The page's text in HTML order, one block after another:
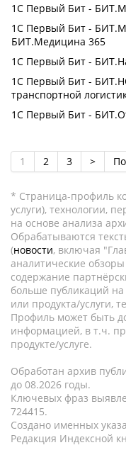
1С Первый Бит -
1С Первый Бит -
БИТ.Медицина 365
1С Первый Бит -
1С Первый Бит -
транспортной
1С Первый Бит -
1 2 3 >
* Страница-профиль
услуги), технологии,
на основе анализа
Обрабатываются
(новости, включая
аналитические
содержание
больше публикаций
или продукта/услуги,
Профиль может быть
информацией, в т.ч.
продукте/услуге.
Обработан архив
до 08.2026 годы.
Ключевых фраз
724415.
Создано именных
Редакция Индексной